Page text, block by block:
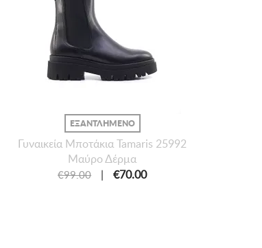
ΕΞΑΝΤΛΗΜΕΝΟ
Γυναικεία Mποτάκια Tamaris 25992
Μαύρο Δέρμα
€99.00 | €70.00